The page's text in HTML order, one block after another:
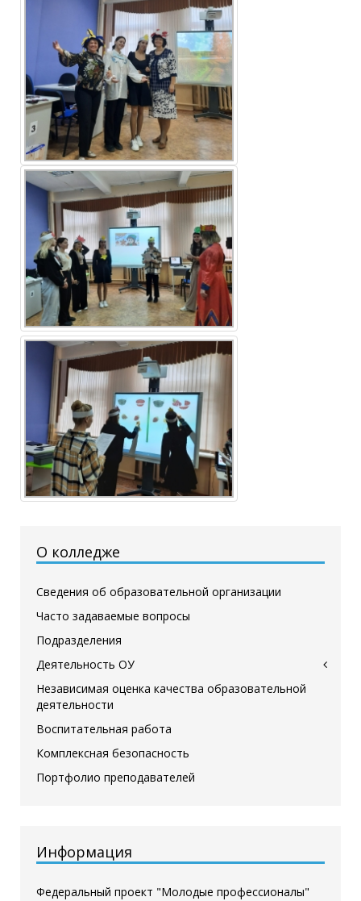
О колледже
Сведения об образовательной организации
Часто задаваемые вопросы
Подразделения
Деятельность ОУ
Независимая оценка качества образовательной
деятельности
Воспитательная работа
Комплексная безопасность
Портфолио преподавателей
Информация
Федеральный проект "Молодые профессионалы"